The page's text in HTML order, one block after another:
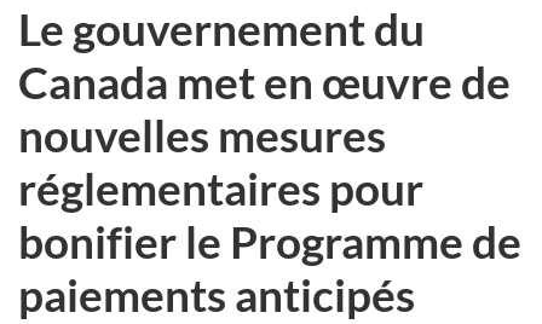
ici :
Le gouvernement du
Canada met en œuvre de
nouvelles mesures
réglementaires pour
bonifier le Programme de
paiements anticipés